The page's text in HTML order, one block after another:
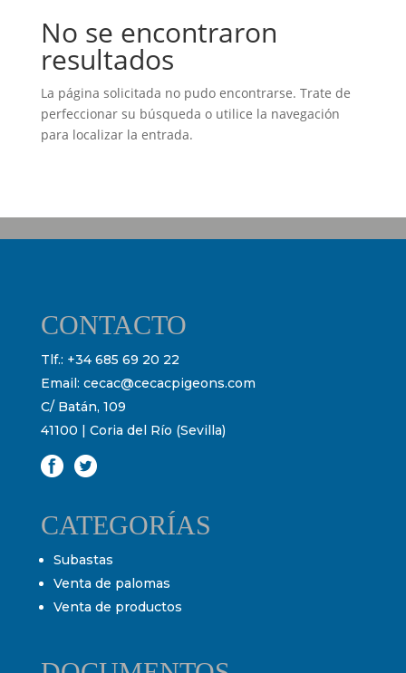
No se encontraron
resultados
La página solicitada no pudo encontrarse. Trate de
perfeccionar su búsqueda o utilice la navegación
para localizar la entrada.
CONTACTO
Tlf.: +34 685 69 20 22
Email: cecac@cecacpigeons.com
C/ Batán, 109
41100 | Coria del Río (Sevilla)
CATEGORÍAS
Subastas
Venta de palomas
Venta de productos